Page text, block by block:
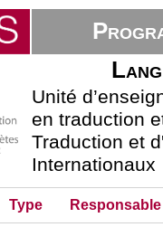
Unité
en traduction
Traduction et
Internationaux
Type Responsable